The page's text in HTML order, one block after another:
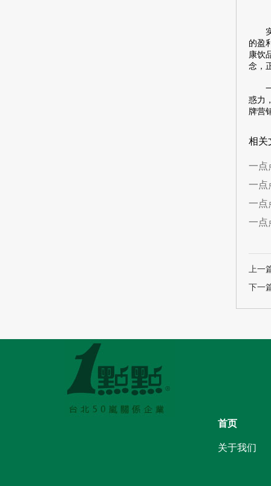
实
的盈
康饮
念，
一
惑力
牌营
相关
一点
一点
一点
一点
上
下一
首页
关于我们